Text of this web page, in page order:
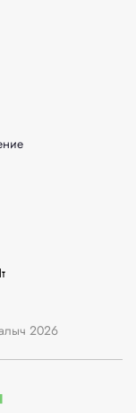
2026